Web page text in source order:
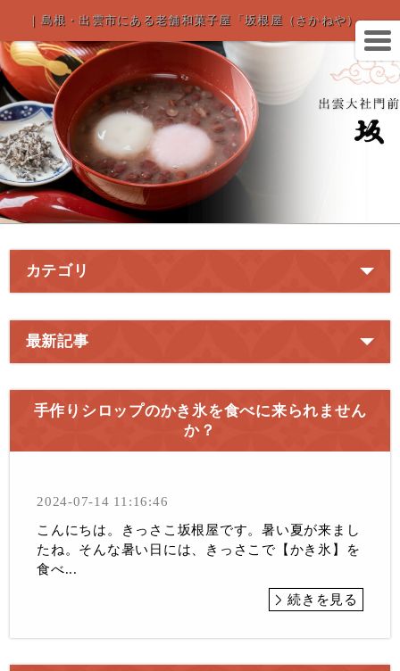
｜島根・出雲市にある老舗和菓子屋「坂根屋（さかねや）」
カテゴリ
最新記事
手作りシロップのかき氷を食べに来られません
か？
2024-07-14 11:16:46
こんにちは。きっさこ坂根屋です。暑い夏が来まし
たね。そんな暑い日には、きっさこで【かき氷】を
食べ...
続きを見る